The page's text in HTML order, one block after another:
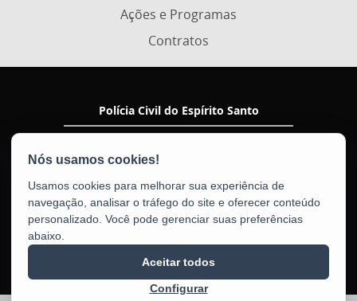
Ações e Programas
Contratos
Polícia Civil do Espírito Santo
CEP: 29045-402 - Vitória / ES
Usamos cookies para melhorar sua experiência de
navegação, analisar o tráfego do site e oferecer conteúdo
personalizado. Você pode gerenciar suas preferências
abaixo.
Configurar
Aceitar todos